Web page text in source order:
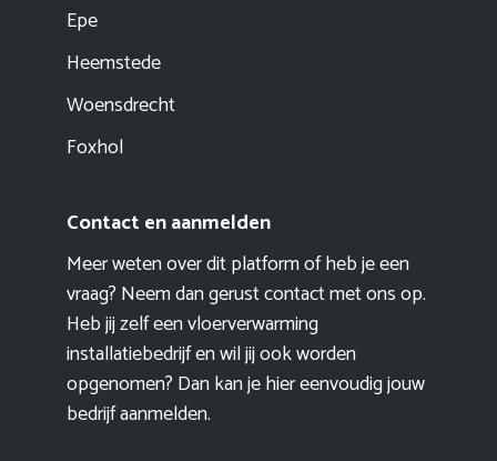
Epe
Heemstede
Woensdrecht
Foxhol
Contact en aanmelden
Meer weten over dit platform of heb je een
vraag? Neem dan gerust contact met ons op.
Heb jij zelf een vloerverwarming
installatiebedrijf en wil jij ook worden
opgenomen? Dan kan je hier eenvoudigjouw
bedrijf aanmelden.